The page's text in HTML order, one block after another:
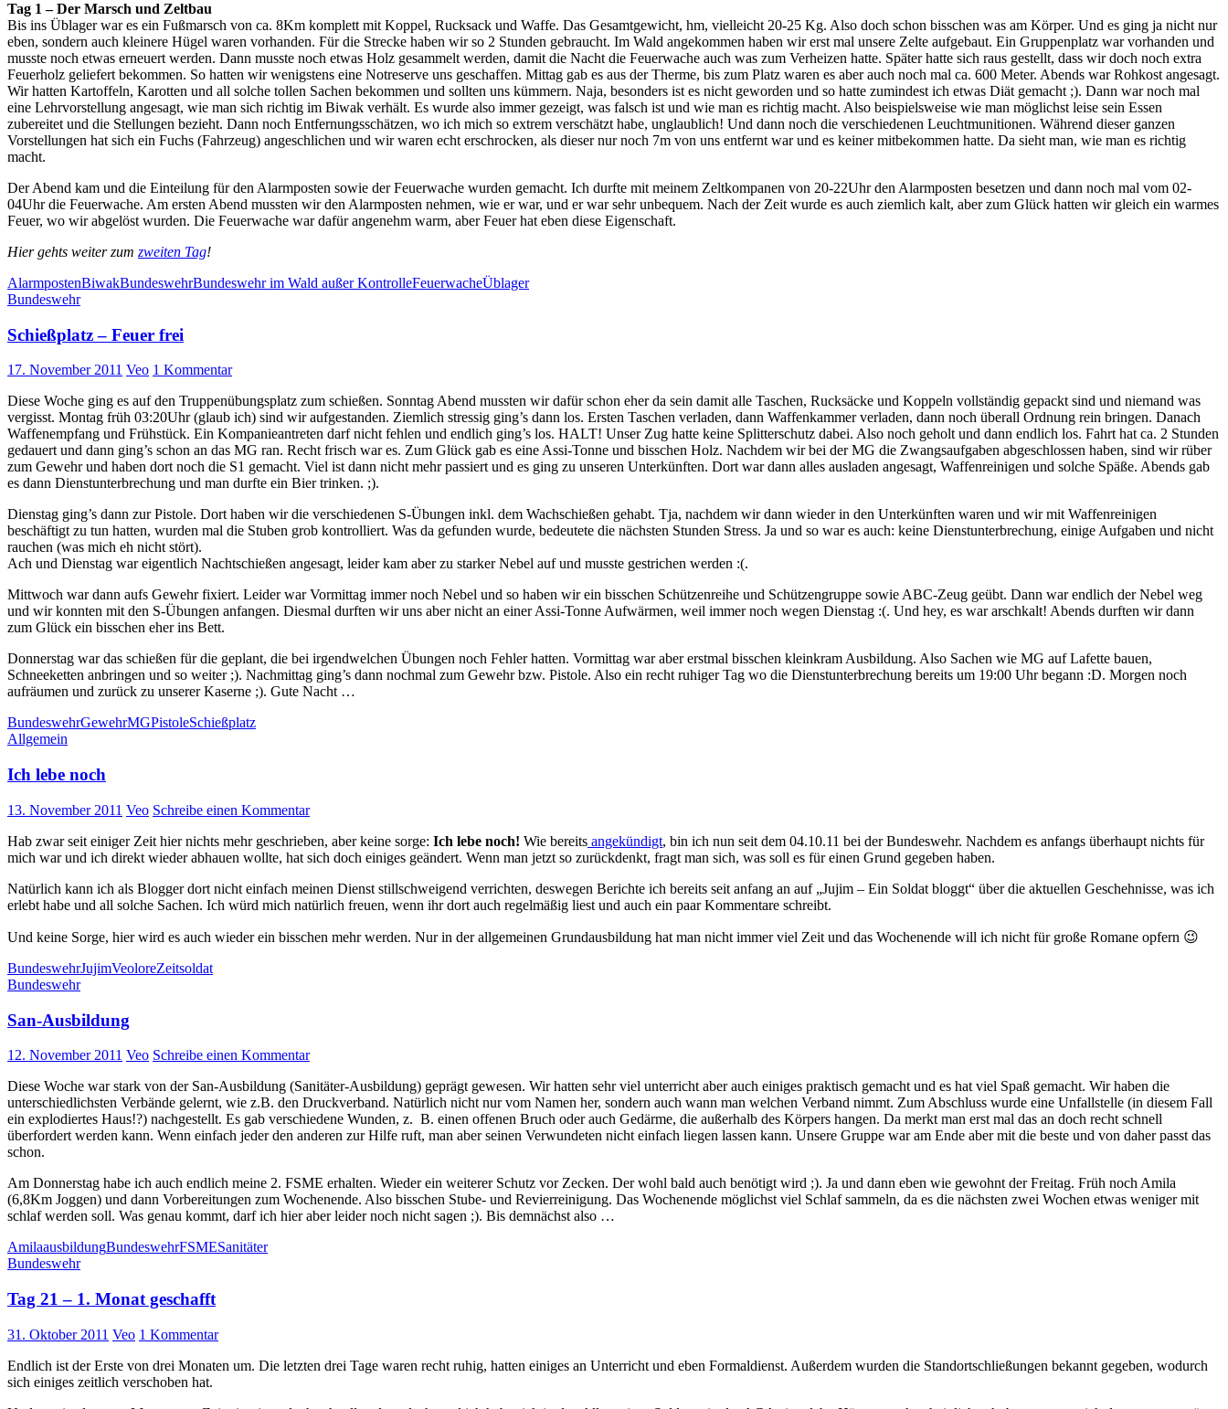
Tag 1 – Der Marsch und Zeltbau
Bis ins Üblager war es ein Fußmarsch von ca. 8Km komplett mit Koppel, Rucksack und Waffe. Das Gesamtgewicht, hm, vielleicht 20-25 Kg. Also doch schon bisschen was am Körper. Und es ging ja nicht nur
eben, sondern auch kleinere Hügel waren vorhanden. Für die Strecke haben wir so 2 Stunden gebraucht. Im Wald angekommen haben wir erst mal unsere Zelte aufgebaut. Ein Gruppenplatz war vorhanden und
musste noch etwas erneuert werden. Dann musste noch etwas Holz gesammelt werden, damit die Nacht die Feuerwache auch was zum Verheizen hatte. Später hatte sich raus gestellt, dass wir doch noch extra
Feuerholz geliefert bekommen. So hatten wir wenigstens eine Notreserve uns geschaffen. Mittag gab es aus der Therme, bis zum Platz waren es aber auch noch mal ca. 600 Meter. Abends war Rohkost angesagt.
Wir hatten Kartoffeln, Karotten und all solche tollen Sachen bekommen und sollten uns kümmern. Naja, besonders ist es nicht geworden und so hatte zumindest ich etwas Diät gemacht ;). Dann war noch mal
eine Lehrvorstellung angesagt, wie man sich richtig im Biwak verhält. Es wurde also immer gezeigt, was falsch ist und wie man es richtig macht. Also beispielsweise wie man möglichst leise sein Essen
zubereitet und die Stellungen bezieht. Dann noch Entfernungsschätzen, wo ich mich so extrem verschätzt habe, unglaublich! Und dann noch die verschiedenen Leuchtmunitionen. Während dieser ganzen
Vorstellungen hat sich ein Fuchs (Fahrzeug) angeschlichen und wir waren echt erschrocken, als dieser nur noch 7m von uns entfernt war und es keiner mitbekommen hatte. Da sieht man, wie man es richtig
macht.
Der Abend kam und die Einteilung für den Alarmposten sowie der Feuerwache wurden gemacht. Ich durfte mit meinem Zeltkompanen von 20-22Uhr den Alarmposten besetzen und dann noch mal vom 02-
04Uhr die Feuerwache. Am ersten Abend mussten wir den Alarmposten nehmen, wie er war, und er war sehr unbequem. Nach der Zeit wurde es auch ziemlich kalt, aber zum Glück hatten wir gleich ein warmes
Feuer, wo wir abgelöst wurden. Die Feuerwache war dafür angenehm warm, aber Feuer hat eben diese Eigenschaft.
Hier gehts weiter zum zweiten Tag!
AlarmpostenBiwakBundeswehrBundeswehr im Wald außer KontrolleFeuerwacheÜblager
Bundeswehr
Schießplatz – Feuer frei
17. November 2011 Veo 1 Kommentar
Diese Woche ging es auf den Truppenübungsplatz zum schießen. Sonntag Abend mussten wir dafür schon eher da sein damit alle Taschen, Rucksäcke und Koppeln vollständig gepackt sind und niemand was
vergisst. Montag früh 03:20Uhr (glaub ich) sind wir aufgestanden. Ziemlich stressig ging’s dann los. Ersten Taschen verladen, dann Waffenkammer verladen, dann noch überall Ordnung rein bringen. Danach
Waffenempfang und Frühstück. Ein Kompanieantreten darf nicht fehlen und endlich ging’s los. HALT! Unser Zug hatte keine Splitterschutz dabei. Also noch geholt und dann endlich los. Fahrt hat ca. 2 Stunden
gedauert und dann ging’s schon an das MG ran. Recht frisch war es. Zum Glück gab es eine Assi-Tonne und bisschen Holz. Nachdem wir bei der MG die Zwangsaufgaben abgeschlossen haben, sind wir rüber
zum Gewehr und haben dort noch die S1 gemacht. Viel ist dann nicht mehr passiert und es ging zu unseren Unterkünften. Dort war dann alles ausladen angesagt, Waffenreinigen und solche Späße. Abends gab
es dann Dienstunterbrechung und man durfte ein Bier trinken. ;).
Dienstag ging’s dann zur Pistole. Dort haben wir die verschiedenen S-Übungen inkl. dem Wachschießen gehabt. Tja, nachdem wir dann wieder in den Unterkünften waren und wir mit Waffenreinigen
beschäftigt zu tun hatten, wurden mal die Stuben grob kontrolliert. Was da gefunden wurde, bedeutete die nächsten Stunden Stress. Ja und so war es auch: keine Dienstunterbrechung, einige Aufgaben und nicht
rauchen (was mich eh nicht stört).
Ach und Dienstag war eigentlich Nachtschießen angesagt, leider kam aber zu starker Nebel auf und musste gestrichen werden :(.
Mittwoch war dann aufs Gewehr fixiert. Leider war Vormittag immer noch Nebel und so haben wir ein bisschen Schützenreihe und Schützengruppe sowie ABC-Zeug geübt. Dann war endlich der Nebel weg
und wir konnten mit den S-Übungen anfangen. Diesmal durften wir uns aber nicht an einer Assi-Tonne Aufwärmen, weil immer noch wegen Dienstag :(. Und hey, es war arschkalt! Abends durften wir dann
zum Glück ein bisschen eher ins Bett.
Donnerstag war das schießen für die geplant, die bei irgendwelchen Übungen noch Fehler hatten. Vormittag war aber erstmal bisschen kleinkram Ausbildung. Also Sachen wie MG auf Lafette bauen,
Schneeketten anbringen und so weiter ;). Nachmittag ging’s dann nochmal zum Gewehr bzw. Pistole. Also ein recht ruhiger Tag wo die Dienstunterbrechung bereits um 19:00 Uhr begann :D. Morgen noch
aufräumen und zurück zu unserer Kaserne ;). Gute Nacht …
BundeswehrGewehrMGPistoleSchießplatz
Allgemein
Ich lebe noch
13. November 2011 Veo Schreibe einen Kommentar
Hab zwar seit einiger Zeit hier nichts mehr geschrieben, aber keine sorge: Ich lebe noch! Wie bereits angekündigt, bin ich nun seit dem 04.10.11 bei der Bundeswehr. Nachdem es anfangs überhaupt nichts für
mich war und ich direkt wieder abhauen wollte, hat sich doch einiges geändert. Wenn man jetzt so zurückdenkt, fragt man sich, was soll es für einen Grund gegeben haben.
Natürlich kann ich als Blogger dort nicht einfach meinen Dienst stillschweigend verrichten, deswegen Berichte ich bereits seit anfang an auf „Jujim – Ein Soldat bloggt“ über die aktuellen Geschehnisse, was ich
erlebt habe und all solche Sachen. Ich würd mich natürlich freuen, wenn ihr dort auch regelmäßig liest und auch ein paar Kommentare schreibt.
Und keine Sorge, hier wird es auch wieder ein bisschen mehr werden. Nur in der allgemeinen Grundausbildung hat man nicht immer viel Zeit und das Wochenende will ich nicht für große Romane opfern 😉
BundeswehrJujimVeoloreZeitsoldat
Bundeswehr
San-Ausbildung
12. November 2011 Veo Schreibe einen Kommentar
Diese Woche war stark von der San-Ausbildung (Sanitäter-Ausbildung) geprägt gewesen. Wir hatten sehr viel unterricht aber auch einiges praktisch gemacht und es hat viel Spaß gemacht. Wir haben die
unterschiedlichsten Verbände gelernt, wie z.B. den Druckverband. Natürlich nicht nur vom Namen her, sondern auch wann man welchen Verband nimmt. Zum Abschluss wurde eine Unfallstelle (in diesem Fall
ein explodiertes Haus!?) nachgestellt. Es gab verschiedene Wunden, z. B. einen offenen Bruch oder auch Gedärme, die außerhalb des Körpers hangen. Da merkt man erst mal das an doch recht schnell
überfordert werden kann. Wenn einfach jeder den anderen zur Hilfe ruft, man aber seinen Verwundeten nicht einfach liegen lassen kann. Unsere Gruppe war am Ende aber mit die beste und von daher passt das
schon.
Am Donnerstag habe ich auch endlich meine 2. FSME erhalten. Wieder ein weiterer Schutz vor Zecken. Der wohl bald auch benötigt wird ;). Ja und dann eben wie gewohnt der Freitag. Früh noch Amila
(6,8Km Joggen) und dann Vorbereitungen zum Wochenende. Also bisschen Stube- und Revierreinigung. Das Wochenende möglichst viel Schlaf sammeln, da es die nächsten zwei Wochen etwas weniger mit
schlaf werden soll. Was genau kommt, darf ich hier aber leider noch nicht sagen ;). Bis demnächst also …
AmilaausbildungBundeswehrFSMESanitäter
Bundeswehr
Tag 21 – 1. Monat geschafft
31. Oktober 2011 Veo 1 Kommentar
Endlich ist der Erste von drei Monaten um. Die letzten drei Tage waren recht ruhig, hatten einiges an Unterricht und eben Formaldienst. Außerdem wurden die Standortschließungen bekannt gegeben, wodurch
sich einiges zeitlich verschoben hat.